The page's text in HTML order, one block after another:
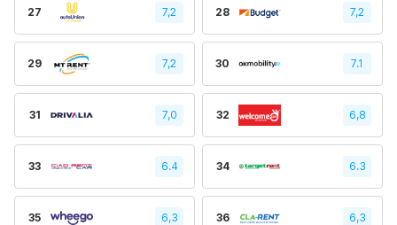
27 7,2 28 7,2
29 7,2 30 7.1
31 7,0 32 6,8
33 6.4 34 6.3
35 6,3 36 6,3